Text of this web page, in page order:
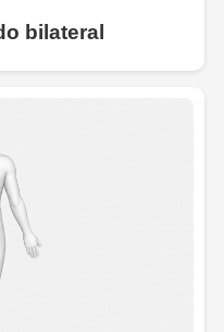
bilateral